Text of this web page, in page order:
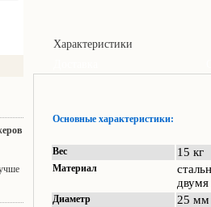
Характеристики
Основные характеристики:
Вес 15 кг
Материал
Диаметр 25 мм